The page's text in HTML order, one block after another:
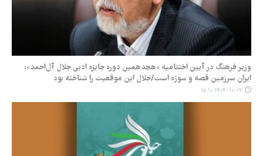
وزیر فرهنگ در آیین اختتامیه «هجدهمین دوره جایزه ادبی جلال آل‌احمد»:
ایران سرزمین قصه و سوژه است/جلال این موقعیت را شناخته بود
۱۴۰۴-۱۰-۱۷ ۱۸:۱۰